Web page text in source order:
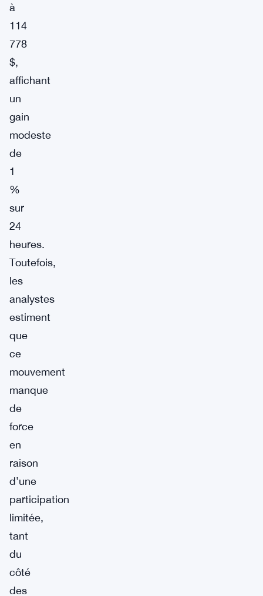
à
114
778
$,
affichant
un
gain
modeste
de
1
%
sur
24
heures.
Toutefois,
les
analystes
estiment
que
ce
mouvement
manque
de
force
en
raison
d’une
participation
limitée,
tant
du
côté
des